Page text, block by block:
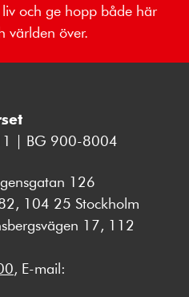
och ge hopp både här
världen över.
| BG 900-8004
126
104 25 Stockholm
17, 112
, E-mail: